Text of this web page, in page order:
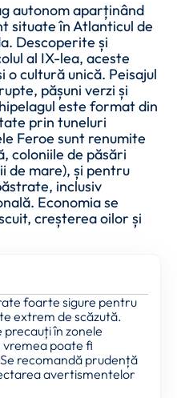
autonom aparținând
situate în Atlanticul de
Descoperite și
al IX-lea, aceste
o cultură unică. Peisajul
pășuni verzi și
este format din
prin tuneluri
Feroe sunt renumite
coloniile de păsări
de mare), și pentru
inclusiv
Economia se
creșterea oilor și
foarte sigure pentru
extrem de scăzută.
precauți în zonele
vremea poate fi
recomandă prudență
avertismentelor